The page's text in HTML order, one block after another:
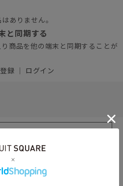
ありません。
と同期する
商品を他の端末と同期することが
録 ｜ ログイン